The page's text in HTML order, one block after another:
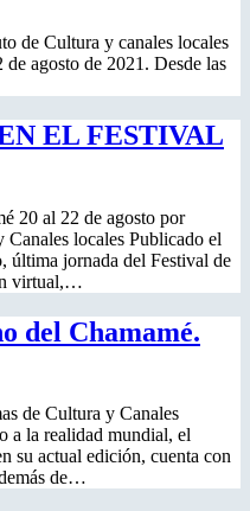
de Cultura y canales locales
agosto de 2021. Desde las
EL FESTIVAL
20 al 22 de agosto por
locales Publicado el
última jornada del Festival de
virtual,…
del Chamamé.
de Cultura y Canales
a la realidad mundial, el
su actual edición, cuenta con
de…